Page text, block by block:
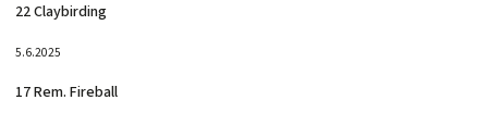
22 Claybirding
5.6.2025
17 Rem. Fireball